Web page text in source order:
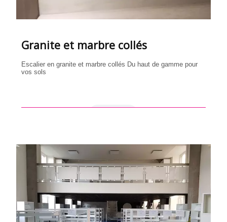
Granite et marbre collés
Escalier en granite et marbre collés Du haut de gamme pour
vos sols